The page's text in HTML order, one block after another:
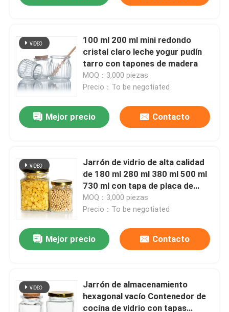
Tazas de vidrio
Capa de botella del frasco
Artículos de vidrio para el hogar
100 ml 200 ml mini redondo
cristal claro leche yogur pudín
tarro con tapones de madera
MOQ：3,000 piezas
Precio：To be negotiated
Mejor precio Contacto
Jarrón de vidrio de alta calidad
de 180 ml 280 ml 380 ml 500 ml
730 ml con tapa de placa de
estaño
MOQ：3,000 piezas
Precio：To be negotiated
Mejor precio Contacto
Jarrón de almacenamiento
hexagonal vacío Contenedor de
cocina de vidrio con tapas